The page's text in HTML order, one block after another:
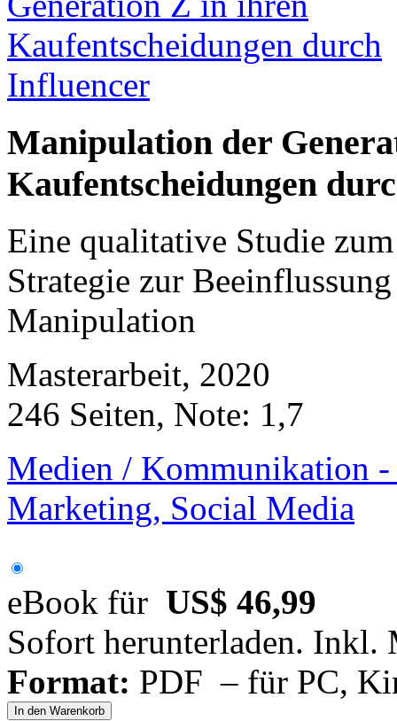
Manipulation der
Kaufentscheidungen
Eine qualitative Studie
Strategie zur
Manipulation
Masterarbeit, 2020
246 Seiten, Note: 1,7
Medien / Kommunikation
Marketing, Social Media
eBook für US$ 46,99
Sofort herunterladen. Inkl.
Format: PDF – für PC,
In den Warenkorb